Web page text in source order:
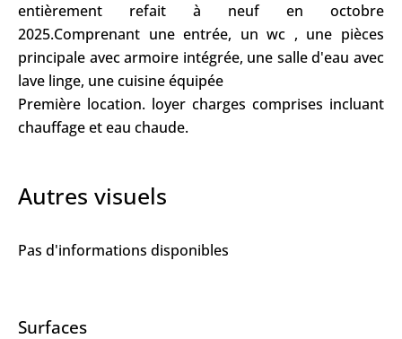
entièrement refait à neuf en octobre
2025.Comprenant une entrée, un wc , une pièces
principale avec armoire intégrée, une salle d'eau avec
lave linge, une cuisine équipée
Première location. loyer charges comprises incluant
chauffage et eau chaude.
Autres visuels
Pas d'informations disponibles
Surfaces